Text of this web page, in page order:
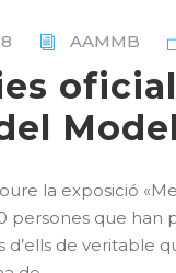
AAMMB
la exposició
persones que
d’ells de veritable